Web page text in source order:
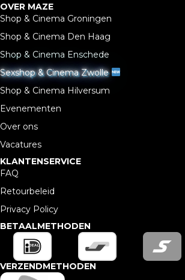
OVER MAZE
Shop & Cinema Groningen
Shop & Cinema Den Haag
Shop & Cinema Enschede
Sexshop & Cinema Zwolle
Shop & Cinema Hilversum
Evenementen
Over ons
Vacatures
KLANTENSERVICE
FAQ
Retourbeleid
Privacy Policy
BETAALMETHODEN
VERZENDMETHODEN